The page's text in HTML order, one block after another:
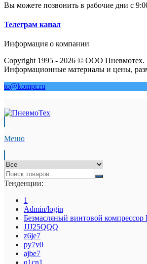
Вы можете позвонить в рабочие дни с
Телеграм канал
Информация о компании
Copyright 1995 - 2026 © ООО Пневмотех.
Информационные материалы и цены,
to@kompr.ru
Меню
Тенденции:
1
Admin/login
Безмасляный винтовой компрессор
JJJ25QQQ
z6je7
py7v0
ajbe7